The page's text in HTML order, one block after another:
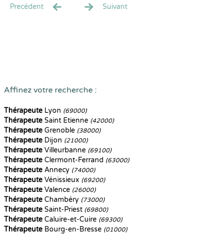
Precédent Suivant
Affinez votre recherche :
Thérapeute Lyon (69000)
Thérapeute Saint Etienne (42000)
Thérapeute Grenoble (38000)
Thérapeute Dijon (21000)
Thérapeute Villeurbanne (69100)
Thérapeute Clermont-Ferrand (63000)
Thérapeute Annecy (74000)
Thérapeute Vénissieux (69200)
Thérapeute Valence (26000)
Thérapeute Chambéry (73000)
Thérapeute Saint-Priest (69800)
Thérapeute Caluire-et-Cuire (69300)
Thérapeute Bourg-en-Bresse (01000)